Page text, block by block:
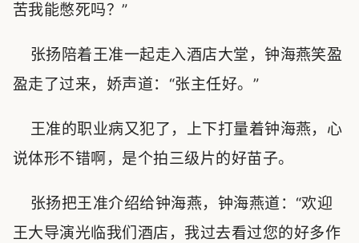
苦我能憋死吗？”
张扬陪着王准一起走入酒店大堂，钟海燕笑盈
盈走了过来，娇声道：“张主任好。”
王准的职业病又犯了，上下打量着钟海燕，心
说体形不错啊，是个拍三级片的好苗子。
张扬把王准介绍给钟海燕，钟海燕道：“欢迎
王大导演光临我们酒店，我过去看过您的好多作